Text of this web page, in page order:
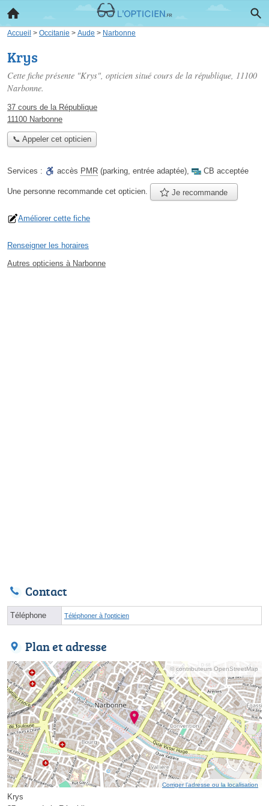
Accueil > Occitanie > Aude > Narbonne
Krys
Cette fiche présente "Krys", opticien situé cours de la république, 11100
Narbonne.
37 cours de la République
11100 Narbonne
📞 Appeler cet opticien
Services : accès PMR (parking, entrée adaptée), CB acceptée
Une personne recommande cet opticien. Je recommande
Améliorer cette fiche
Renseigner les horaires
Autres opticiens à Narbonne
Contact
Téléphone Téléphoner à l'opticien
Plan et adresse
© contributeurs OpenStreetMap
Corriger l’adresse ou la localisation
Krys